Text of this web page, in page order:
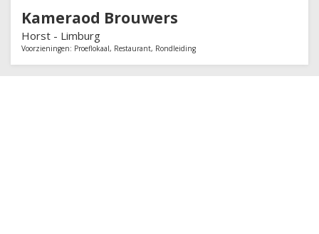
Kameraod Brouwers
Horst - Limburg
Voorzieningen: Proeflokaal, Restaurant, Rondleiding